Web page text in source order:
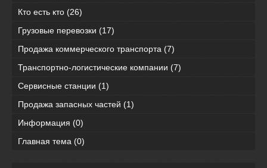
Кто есть кто (26)
Грузовые перевозки (17)
Продажа коммерческого транспорта (7)
Транспортно-логистические компании (7)
Сервисные станции (1)
Продажа запасных частей (1)
Информация (0)
Главная тема (0)